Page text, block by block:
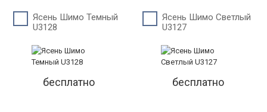
Ясень Шимо Темный
U3128
бесплатно
Ясень Шимо Светлый
U3127
бесплатно